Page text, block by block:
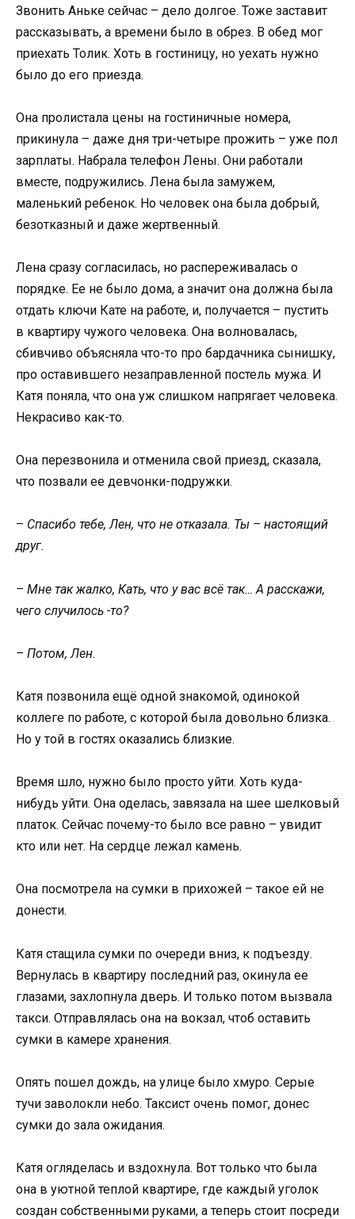
Звонить Аньке сейчас – дело долгое. Тоже заставит
рассказывать, а времени было в обрез. В обед мог
приехать Толик. Хоть в гостиницу, но уехать нужно
было до его приезда.
Она пролистала цены на гостиничные номера,
прикинула – даже дня три-четыре прожить – уже пол
зарплаты. Набрала телефон Лены. Они работали
вместе, подружились. Лена была замужем,
маленький ребенок. Но человек она была добрый,
безотказный и даже жертвенный.
Лена сразу согласилась, но распереживалась о
порядке. Ее не было дома, а значит она должна была
отдать ключи Кате на работе, и, получается – пустить
в квартиру чужого человека. Она волновалась,
сбивчиво объясняла что-то про бардачника сынишку,
про оставившего незаправленной постель мужа. И
Катя поняла, что она уж слишком напрягает человека.
Некрасиво как-то.
Она перезвонила и отменила свой приезд, сказала,
что позвали ее девчонки-подружки.
– Спасибо тебе, Лен, что не отказала. Ты – настоящий
друг.
– Мне так жалко, Кать, что у вас всё так… А расскажи,
чего случилось -то?
– Потом, Лен.
Катя позвонила ещё одной знакомой, одинокой
коллеге по работе, с которой была довольно близка.
Но у той в гостях оказались близкие.
Время шло, нужно было просто уйти. Хоть куда-
нибудь уйти. Она оделась, завязала на шее шелковый
платок. Сейчас почему-то было все равно – увидит
кто или нет. На сердце лежал камень.
Она посмотрела на сумки в прихожей – такое ей не
донести.
Катя стащила сумки по очереди вниз, к подъезду.
Вернулась в квартиру последний раз, окинула ее
глазами, захлопнула дверь. И только потом вызвала
такси. Отправлялась она на вокзал, чтоб оставить
сумки в камере хранения.
Опять пошел дождь, на улице было хмуро. Серые
тучи заволокли небо. Таксист очень помог, донес
сумки до зала ожидания.
Катя огляделась и вздохнула. Вот только что была
она в уютной теплой квартире, где каждый уголок
создан собственными руками, а теперь стоит посреди